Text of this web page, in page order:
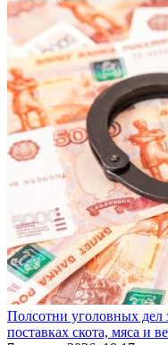
Полсотни уголовных дел
поставках скота, мяса и